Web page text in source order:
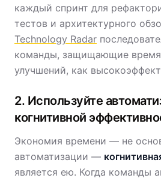
каждый спринт для
тестов и архитектурного
Technology Radar
команды, защищающие время
улучшений, как
2. Используйте
когнитивной
Экономия времени — не
автоматизации —
является ею. Когда команды